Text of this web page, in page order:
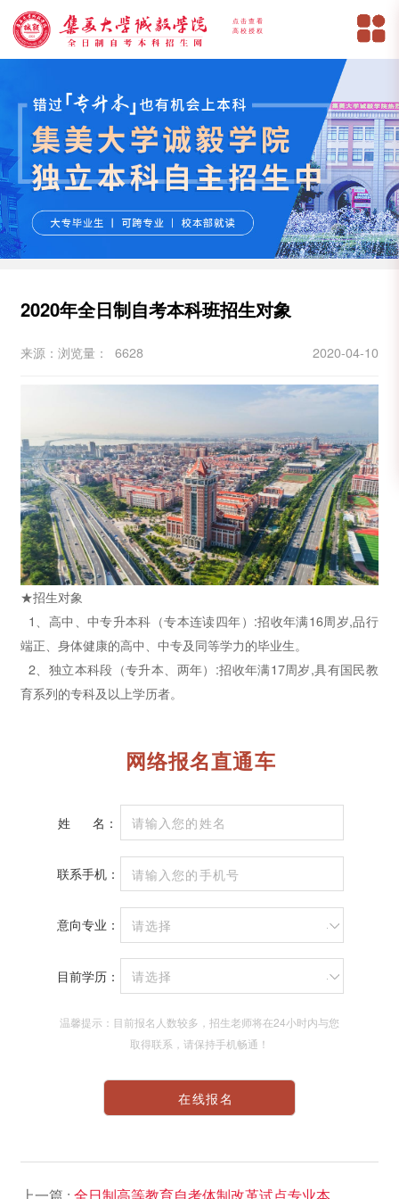
点击查看
高校授权
2020年全日制自考本科班招生对象
来源：浏览量： 6628 2020-04-10
★招生对象
1、高中、中专升本科（专本连读四年）:招收年满16周岁,品行
端正、身体健康的高中、中专及同等学力的毕业生。
2、独立本科段（专升本、两年）:招收年满17周岁,具有国民教
育系列的专科及以上学历者。
网络报名直通车
姓 名：
联系手机：
意向专业： 请选择
目前学历： 请选择
温馨提示：目前报名人数较多，招生老师将在24小时内与您
取得联系，请保持手机畅通！
上一篇 :